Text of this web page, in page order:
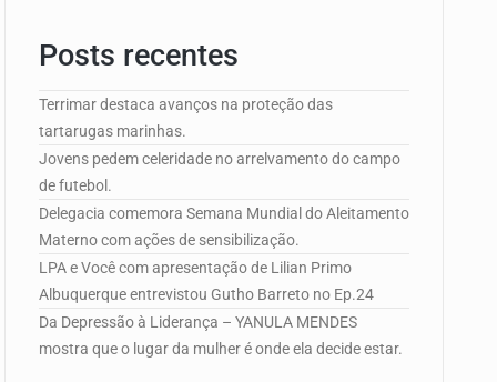
de…
Posts recentes
Terrimar destaca avanços na proteção das
tartarugas marinhas.
Jovens pedem celeridade no arrelvamento do campo
de futebol.
Delegacia comemora Semana Mundial do Aleitamento
Materno com ações de sensibilização.
LPA e Você com apresentação de Lilian Primo
Albuquerque entrevistou Gutho Barreto no Ep.24
Da Depressão à Liderança – YANULA MENDES
mostra que o lugar da mulher é onde ela decide estar.